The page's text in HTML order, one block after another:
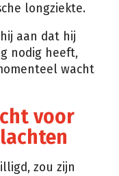
longziekte.
aan dat hij
nodig heeft,
wacht
voor
zou zijn